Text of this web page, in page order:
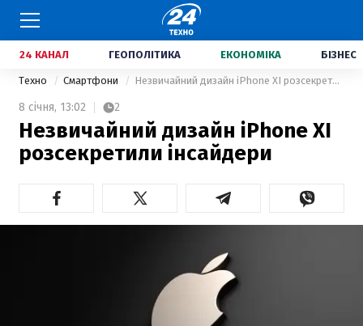
24 КАНАЛ ГЕОПОЛІТИКА ЕКОНОМІКА БІЗНЕС
Техно Смартфони Незвичайний дизайн iPhone XI розсекретили інсайдери
8 січня, 13:02 2
Незвичайний дизайн iPhone XI
розсекретили інсайдери